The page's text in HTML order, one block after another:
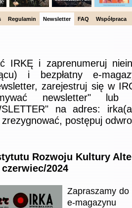
Regulamin Newsletter FAQ Współpraca
IRKĘ i zaprenumeruj
i bezpłatny e-
zarejestruj się w
newsletter"
na adres:
postępuj
Rozwoju Kultury
2024
Zapraszamy
e-